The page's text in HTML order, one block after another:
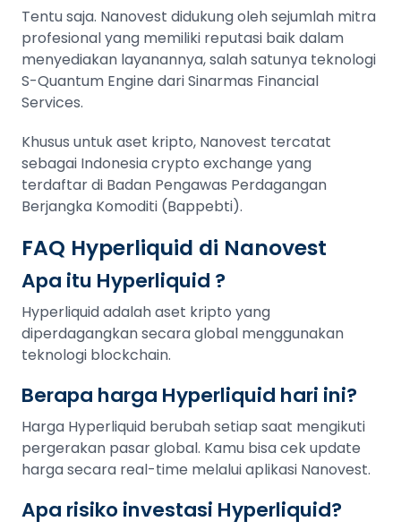
Tentu saja. Nanovest didukung oleh sejumlah mitra
profesional yang memiliki reputasi baik dalam
menyediakan layanannya, salah satunya teknologi
S-Quantum Engine dari Sinarmas Financial
Services.
Khusus untuk aset kripto, Nanovest tercatat
sebagai Indonesia crypto exchange yang
terdaftar di Badan Pengawas Perdagangan
Berjangka Komoditi (Bappebti).
FAQ Hyperliquid di Nanovest
Apa itu Hyperliquid ?
Hyperliquid adalah aset kripto yang
diperdagangkan secara global menggunakan
teknologi blockchain.
Berapa harga Hyperliquid hari ini?
Harga Hyperliquid berubah setiap saat mengikuti
pergerakan pasar global. Kamu bisa cek update
harga secara real-time melalui aplikasi Nanovest.
Apa risiko investasi Hyperliquid?